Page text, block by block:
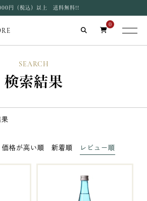
円（税込）以上 送料無料!!
0
SEARCH
検索結果
果
価格が高い順 新着順 レビュー順